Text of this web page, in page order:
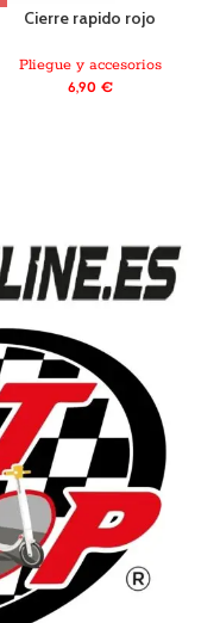
Cierre rapido rojo
Pliegue y accesorios
6,90 €